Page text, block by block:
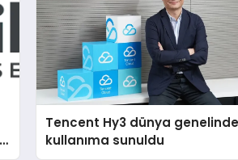
Tencent Hy3 dünya
kullanıma sunuldu